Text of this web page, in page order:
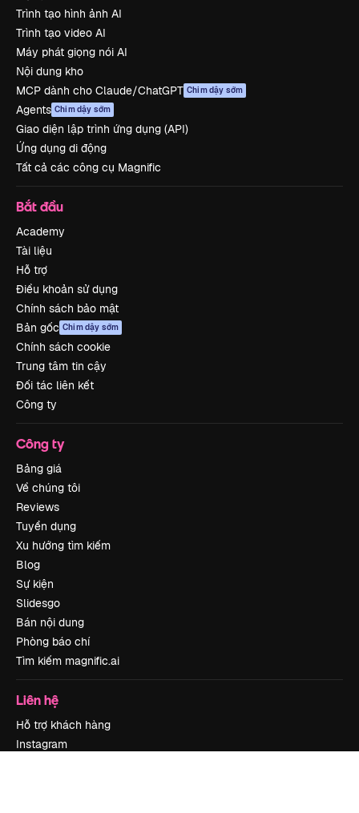
Trình tạo hình ảnh AI
Trình tạo video AI
Máy phát giọng nói AI
Nội dung kho
MCP dành cho Claude/ChatGPT Chim dậy sớm
Agents Chim dậy sớm
Giao diện lập trình ứng dụng (API)
Ứng dụng di động
Tất cả các công cụ Magnific
Bắt đầu
Academy
Tài liệu
Hỗ trợ
Điều khoản sử dụng
Chính sách bảo mật
Bản gốc Chim dậy sớm
Chính sách cookie
Trung tâm tin cậy
Đối tác liên kết
Công ty
Công ty
Bảng giá
Về chúng tôi
Reviews
Tuyển dụng
Xu hướng tìm kiếm
Blog
Sự kiện
Slidesgo
Bán nội dung
Phòng báo chí
Tìm kiếm magnific.ai
Liên hệ
Hỗ trợ khách hàng
Instagram